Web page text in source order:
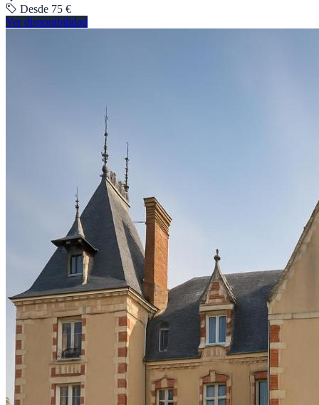
Desde 75 €
Ver disponibilidad